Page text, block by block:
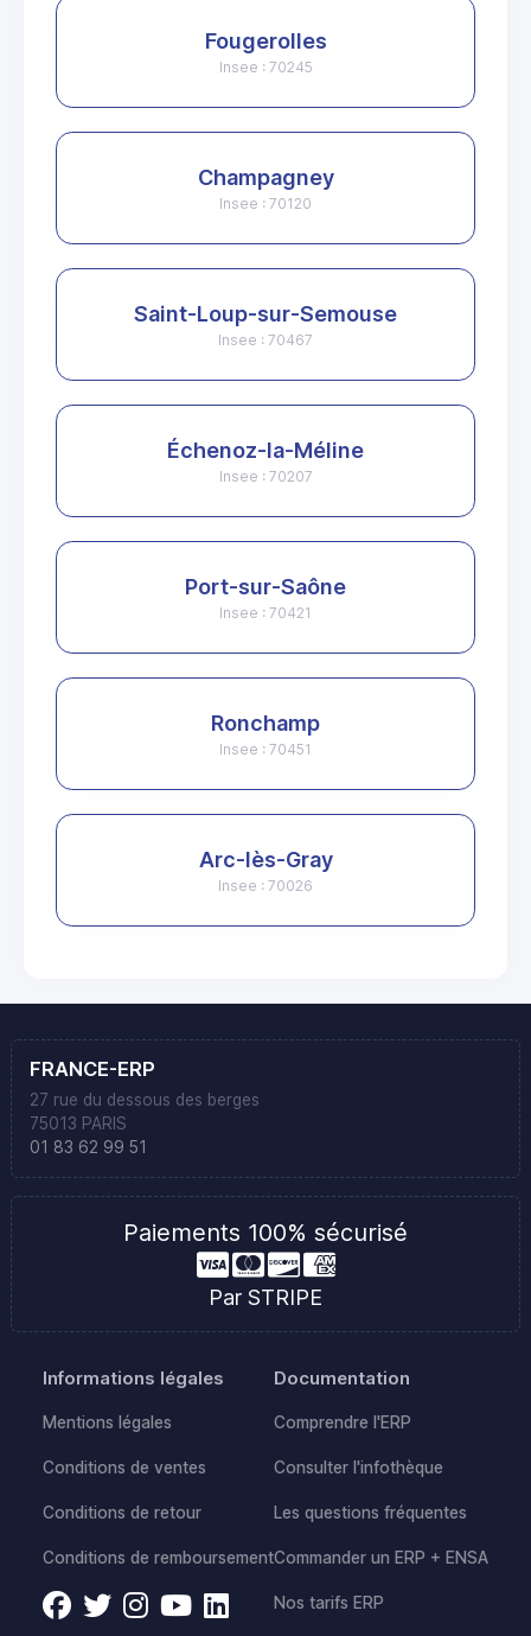
Fougerolles
Insee : 70245
Champagney
Insee : 70120
Saint-Loup-sur-Semouse
Insee : 70467
Échenoz-la-Méline
Insee : 70207
Port-sur-Saône
Insee : 70421
Ronchamp
Insee : 70451
Arc-lès-Gray
Insee : 70026
FRANCE-ERP
27 rue du dessous des berges
75013 PARIS
01 83 62 99 51
Paiements 100% sécurisé
Par STRIPE
Informations légales
Mentions légales
Conditions de ventes
Conditions de retour
Conditions de remboursement
Documentation
Comprendre l'ERP
Consulter l'infothèque
Les questions fréquentes
Commander un ERP + ENSA
Nos tarifs ERP